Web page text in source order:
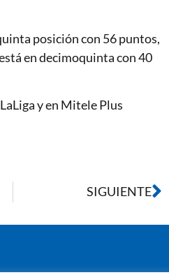
posición con 56 puntos,
en decimoquinta con 40
y en Mitele Plus
SIGUIENTE